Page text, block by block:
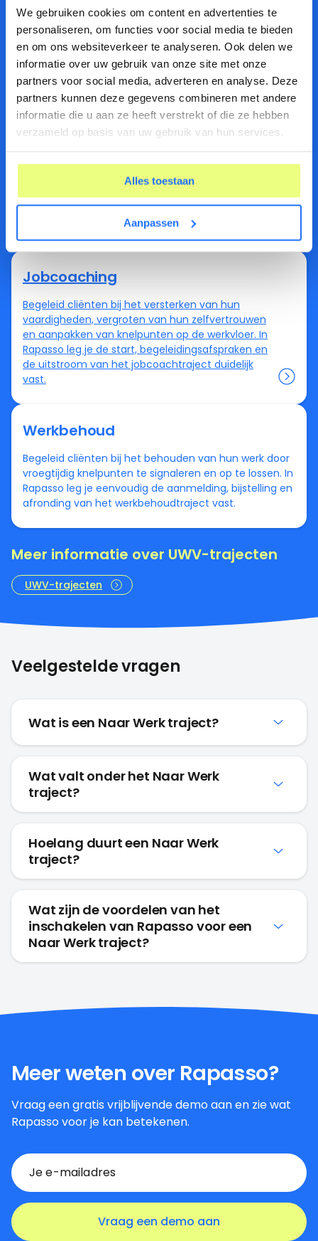
We gebruiken cookies om content en advertenties te
personaliseren, om functies voor social media te bieden
en om ons websiteverkeer te analyseren. Ook delen we
informatie over uw gebruik van onze site met onze
partners voor social media, adverteren en analyse. Deze
partners kunnen deze gegevens combineren met andere
informatie die u aan ze heeft verstrekt of die ze hebben
verzameld op basis van uw gebruik van hun services.
Alles toestaan
Aanpassen
Ondersteun cliënten bij hun eerste stappen richting
deelname aan de arbeidsmarkt. In Rapasso leg je
eenvoudig interventies vast, zoals
participatiebevordering of scholing, inclusief re-
integratieplan, voortgang en afronding.
Werkfit Maken
Help cliënten hun werkvermogen en
sollicitatievaardigheden te versterken. Met Rapasso
helpt je het hele traject overzichtelijk te
registreren: van aanmelding tot nazorg, inclusief
activiteiten, doelen en rapportages.
Jobcoaching
Begeleid cliënten bij het versterken van hun
vaardigheden, vergroten van hun zelfvertrouwen
en aanpakken van knelpunten op de werkvloer. In
Rapasso leg je de start, begeleidingsafspraken en
de uitstroom van het jobcoachtraject duidelijk
vast.
Werkbehoud
Begeleid cliënten bij het behouden van hun werk door
vroegtijdig knelpunten te signaleren en op te lossen. In
Rapasso leg je eenvoudig de aanmelding, bijstelling en
afronding van het werkbehoudtraject vast.
Meer informatie over UWV-trajecten
UWV-trajecten
Veelgestelde vragen
Wat is een Naar Werk traject?
Wat valt onder het Naar Werk
traject?
Hoelang duurt een Naar Werk
traject?
Wat zijn de voordelen van het
inschakelen van Rapasso voor een
Naar Werk traject?
Meer weten over Rapasso?
Vraag een gratis vrijblijvende demo aan en zie wat
Rapasso voor je kan betekenen.